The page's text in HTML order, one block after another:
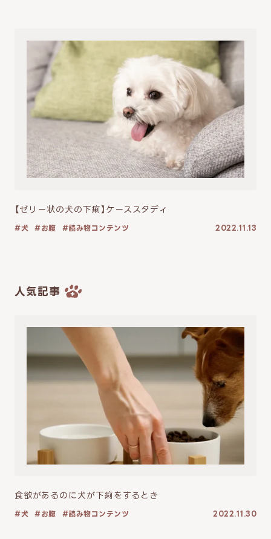
【ゼリー状の犬の下痢】ケーススタディ
犬 お腹 読み物コンテンツ 2022.11.13
人気記事
食欲があるのに犬が下痢をするとき
犬 お腹 読み物コンテンツ 2022.11.30